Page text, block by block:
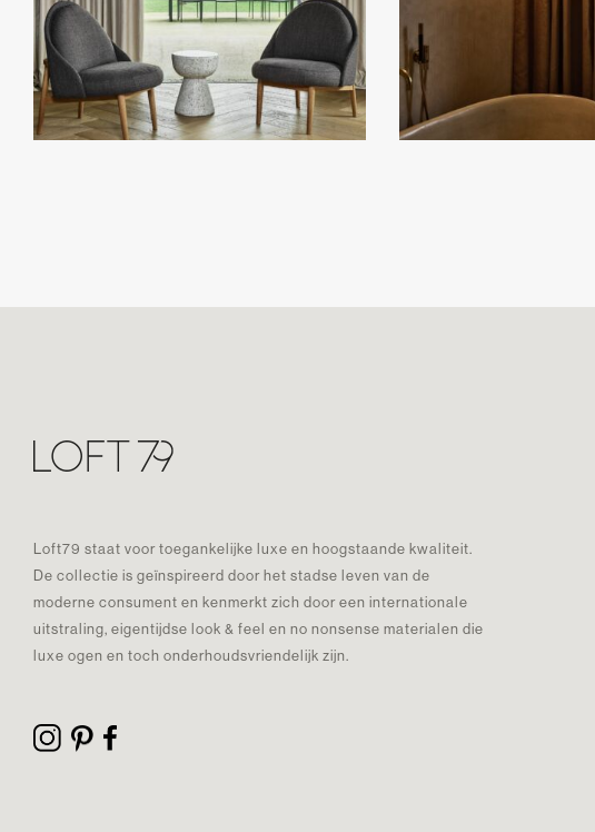
Loft79 staat voor toegankelijke luxe en hoogstaande kwaliteit.
De collectie is geïnspireerd door het stadse leven van de
moderne consument en kenmerkt zich door een internationale
uitstraling, eigentijdse look & feel en no nonsense materialen die
luxe ogen en toch onderhoudsvriendelijk zijn.